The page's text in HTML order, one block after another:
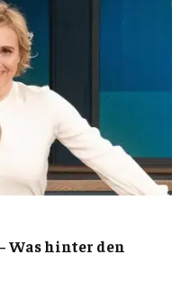
Was hinter den